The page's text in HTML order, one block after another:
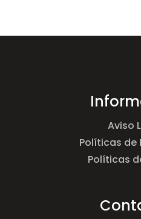
Aviso
Políticas de
Políticas